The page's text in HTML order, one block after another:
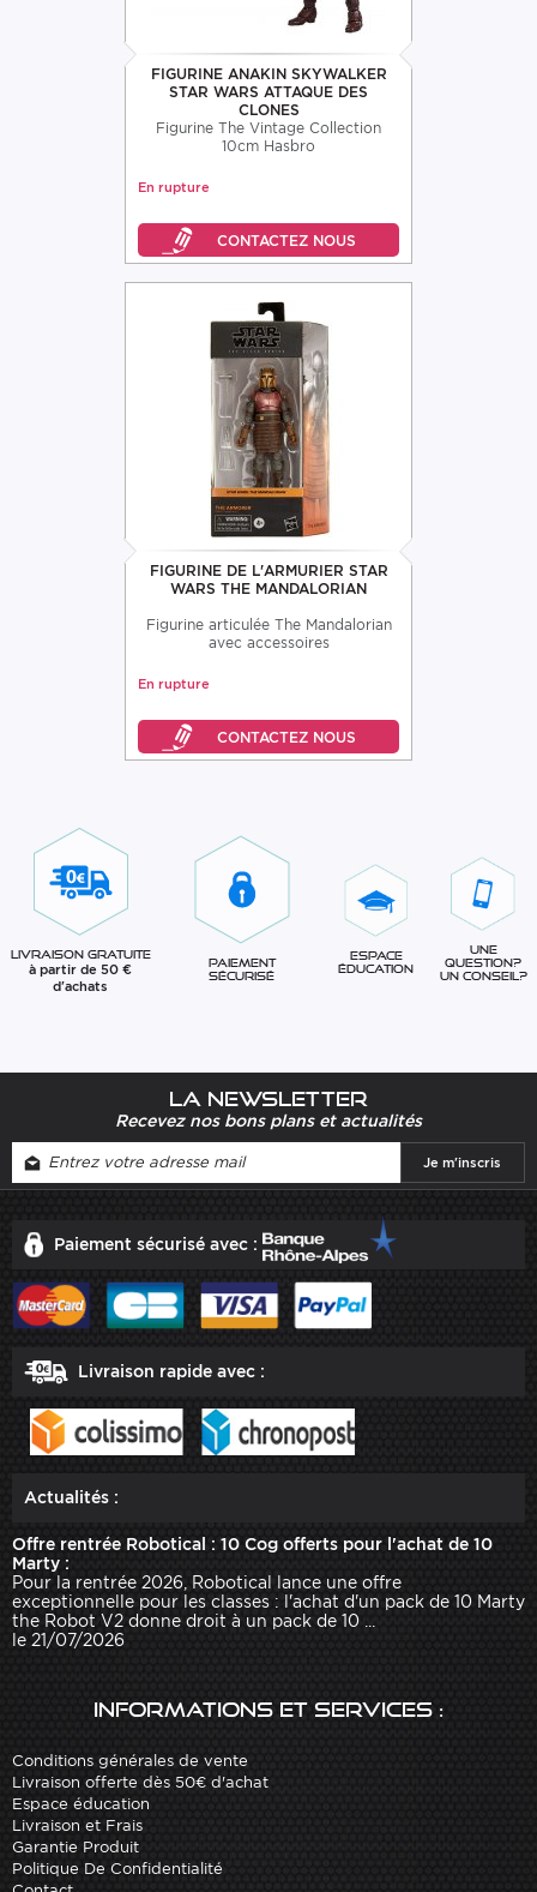
FIGURINE ANAKIN SKYWALKER
STAR WARS ATTAQUE DES
CLONES
Figurine The Vintage Collection
10cm Hasbro
En rupture
FIGURINE DE L'ARMURIER STAR
WARS THE MANDALORIAN
Figurine articulée The Mandalorian
avec accessoires
En rupture
Livraison gratuite
à partir de 50 €
d'achats
Paiement
sécurisé
Espace
éducation
Une
question?
Un conseil?
La newsletter
Recevez nos bons plans et actualités
Paiement sécurisé avec :
Livraison rapide avec :
Actualités :
Offre rentrée Robotical : 10 Cog offerts pour l'achat de 10
Marty :
Pour la rentrée 2026, Robotical lance une offre
exceptionnelle pour les classes : l'achat d'un pack de 10 Marty
the Robot V2 donne droit à un pack de 10 ...
le 21/07/2026
Informations et services :
Conditions générales de vente
Livraison offerte dès 50€ d'achat
Espace éducation
Livraison et Frais
Garantie Produit
Politique De Confidentialité